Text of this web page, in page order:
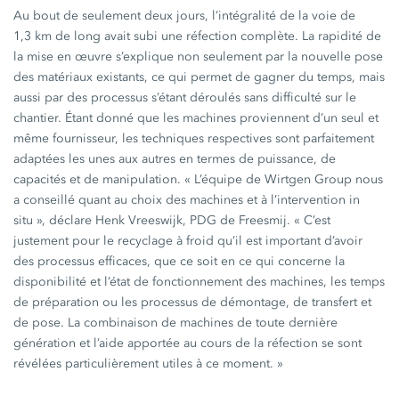
Au bout de seulement deux jours, l’intégralité de la voie de
1,3 km de long avait subi une réfection complète. La rapidité de
la mise en œuvre s’explique non seulement par la nouvelle pose
des matériaux existants, ce qui permet de gagner du temps, mais
aussi par des processus s’étant déroulés sans difficulté sur le
chantier. Étant donné que les machines proviennent d’un seul et
même fournisseur, les techniques respectives sont parfaitement
adaptées les unes aux autres en termes de puissance, de
capacités et de manipulation. « L’équipe de Wirtgen Group nous
a conseillé quant au choix des machines et à l’intervention in
situ », déclare Henk Vreeswijk, PDG de Freesmij. « C’est
justement pour le recyclage à froid qu’il est important d’avoir
des processus efficaces, que ce soit en ce qui concerne la
disponibilité et l’état de fonctionnement des machines, les temps
de préparation ou les processus de démontage, de transfert et
de pose. La combinaison de machines de toute dernière
génération et l’aide apportée au cours de la réfection se sont
révélées particulièrement utiles à ce moment. »